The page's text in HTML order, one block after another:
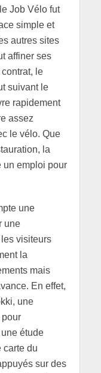
Job Vélo fut
simple et
autres sites
affiner ses
le
suivant le
rapidement
assez
le vélo. Que
la
un emploi pour
une
une
les visiteurs
la
mais
En effet,
une
étude
carte du
sur des